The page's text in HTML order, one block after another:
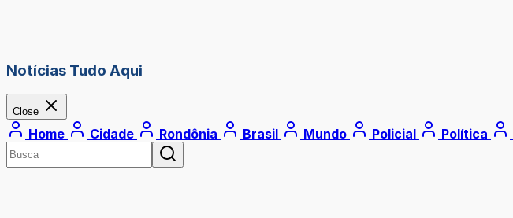
Notícias Tudo Aqui
Close
Home Cidade Rondônia Brasil Mundo Policial Política